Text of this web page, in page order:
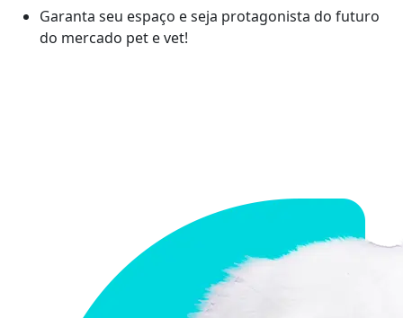
Garanta seu espaço e seja protagonista do futuro
do mercado pet e vet!